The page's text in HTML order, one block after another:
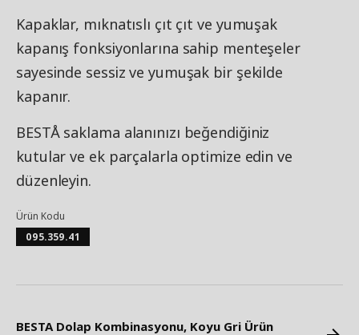
Kapaklar, mıknatıslı çıt çıt ve yumuşak
kapanış fonksiyonlarına sahip menteşeler
sayesinde sessiz ve yumuşak bir şekilde
kapanır.
BESTÅ saklama alanınızı beğendiğiniz
kutular ve ek parçalarla optimize edin ve
düzenleyin.
Ürün Kodu
095.359.41
BESTA Dolap Kombinasyonu, Koyu Gri Ürün